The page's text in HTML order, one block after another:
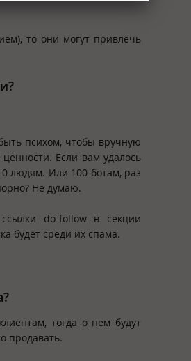
то они могут привлечь
психом, чтобы вручную
Если вам удалось
людям. Или 100 ботам, раз
Не думаю.
do-follow в секции
будет среди их спама.
тогда о нем будут
продавать.